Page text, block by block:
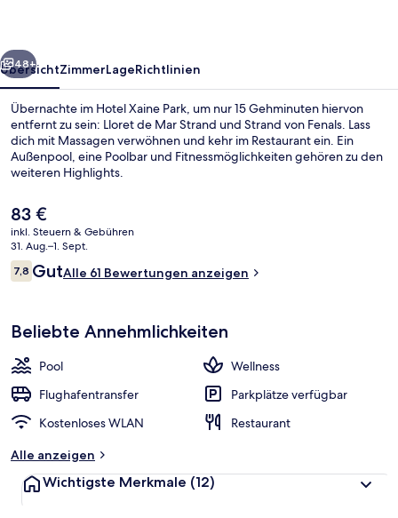
Weiter
48+
ÜbersichtZimmerLageRichtlinien
Übernachte im Hotel Xaine Park, um nur 15 Gehminuten hiervon
entfernt zu sein: Lloret de Mar Strand und Strand von Fenals. Lass
dich mit Massagen verwöhnen und kehr im Restaurant ein. Ein
Außenpool, eine Poolbar und Fitnessmöglichkeiten gehören zu den
weiteren Highlights.
Der
aktuelle
Preis
beträgt
83 €.
83 €
inkl. Steuern & Gebühren
31. Aug.–1. Sept.
Bewertungen
7,87,8 von 10.
GutAlle 61 Bewertungen anzeigen
Beliebte Annehmlichkeiten
Pool
Wellness
Flughafentransfer
Parkplätze verfügbar
Kostenloses WLAN
Restaurant
Alle anzeigen
Wichtigste Merkmale (12)